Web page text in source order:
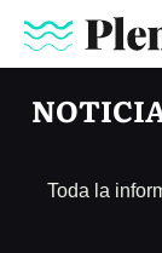
Toda la